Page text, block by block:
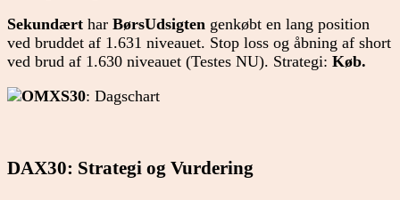
Sekundært har BørsUdsigten genkøbt en lang position
ved bruddet af 1.631 niveauet. Stop loss og åbning af short
ved brud af 1.630 niveauet (Testes NU). Strategi: Køb.
OMXS30: Dagschart
DAX30: Strategi og Vurdering